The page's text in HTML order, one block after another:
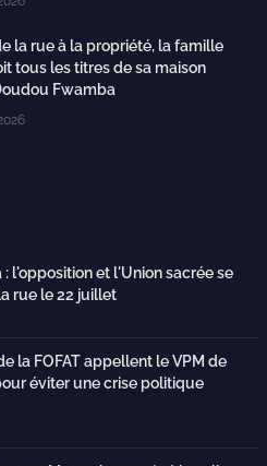
la rue à la propriété, la famille
tous les titres de sa maison
Fwamba
l'opposition et l'Union sacrée se
rue le 22 juillet
la FOFAT appellent le VPM de
éviter une crise politique